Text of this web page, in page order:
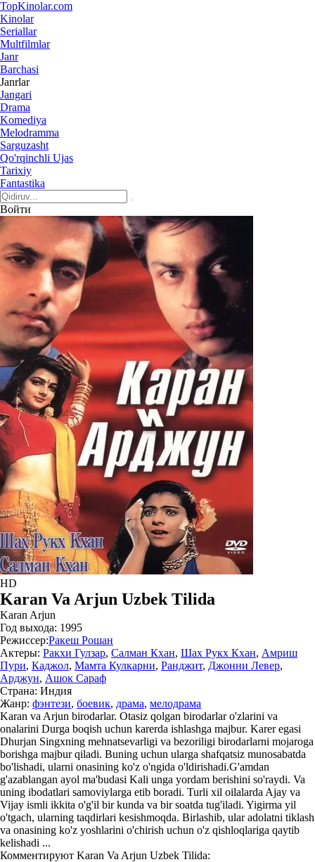
TopKinolar.com
Kinolar
Seriallar
Multfilmlar
Janr
Barchasi
Janrlar
Jangari
Drama
Komediya
Melodramma
Sarguzasht
Qo'rqinchli Ujas
Tarixiy
Fantastika
Войти
HD
Karan Va Arjun Uzbek Tilida
Karan Arjun
Год выхода: 1995
Режиссер:Ракеш Рошан
Актеры: Ракхи Гулзар, Салман Кхан, Шах Рукх Кхан, Амриш
Пури, Каджол, Мамта Кулкарни, Ранджит, Джонни Левер,
Арджун, Ашок Сараф
Страна: Индия
Жанр: фэнтези, боевик, драма, мелодрама
Karan va Arjun birodarlar. Otasiz qolgan birodarlar o'zlarini va
onalarini Durga boqish uchun karerda ishlashga majbur. Karer egasi
Dhurjan Singxning mehnatsevarligi va bezoriligi birodarlarni mojaroga
borishga majbur qiladi. Buning uchun ularga shafqatsiz munosabatda
bo'lishadi, ularni onasining ko'z o'ngida o'ldirishadi.G'amdan
g'azablangan ayol ma'budasi Kali unga yordam berishini so'raydi. Va
uning ibodatlari samoviylarga etib boradi. Turli xil oilalarda Ajay va
Vijay ismli ikkita o'g'il bir kunda va bir soatda tug'iladi. Yigirma yil
o'tgach, ularning taqdirlari kesishmoqda. Birlashib, ular adolatni tiklash
va onasining ko'z yoshlarini o'chirish uchun o'z qishloqlariga qaytib
kelishadi ...
Комментируют Karan Va Arjun Uzbek Tilida: